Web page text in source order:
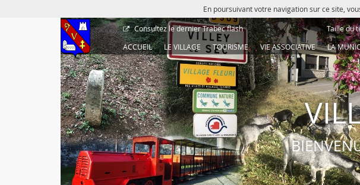
En poursuivant votre navigation sur ce site,
Consultez le dernierTrabec flash Taille du
ACCUEIL
LE VILLAGE TOURISME VIE ASSOCIATIVE LA